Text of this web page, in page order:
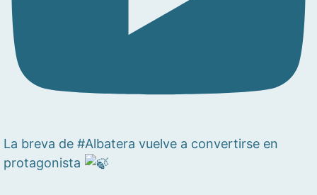
La breva de #Albatera vuelve a convertirse en
protagonista